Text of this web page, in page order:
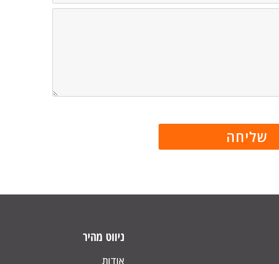
ניווט מהיר
אודות